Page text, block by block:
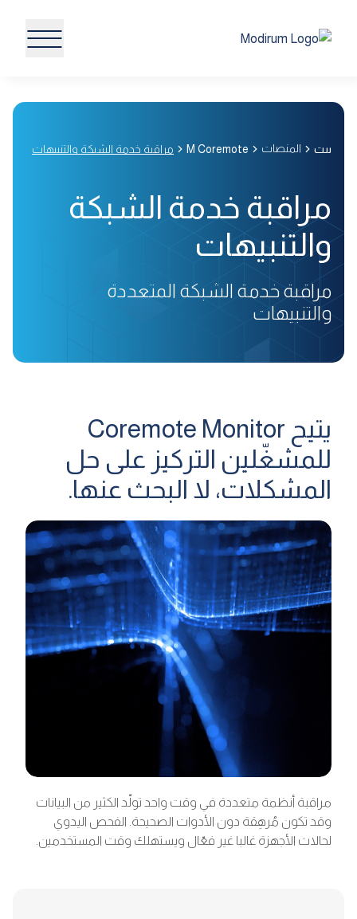
بيت المنصات M Coremote مراقبة خدمة الشبكة والتنبيهات
مراقبة خدمة الشبكة
والتنبيهات
مراقبة خدمة الشبكة المتعددة
والتنبيهات
يتيح Coremote Monitor
للمشغّلين التركيز على حل
المشكلات، لا البحث عنها.
مراقبة أنظمة متعددة في وقت واحد تولّد الكثير من البيانات
وقد تكون مُرهِقة دون الأدوات الصحيحة. الفحص اليدوي
لحالات الأجهزة غالبا غير فعّال ويستهلك وقت المستخدمين.